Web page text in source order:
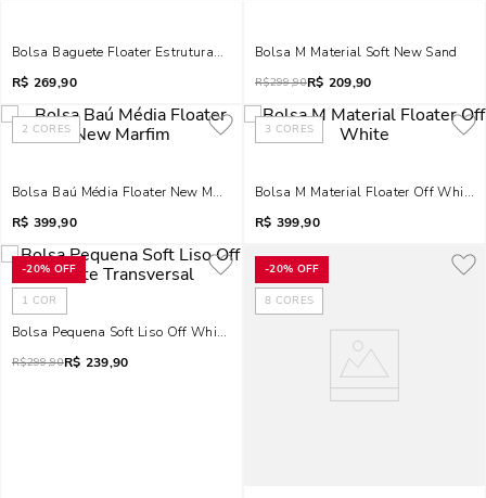
Bolsa Baguete Floater Estruturada Alça Trança Marfim
R$ 269,90
Bolsa M Material Soft New Sand
R$299,90R$ 209,90
2 CORES
Bolsa Baú Média Floater New Marfim
R$ 399,90
3 CORES
Bolsa M Material Floater Off White
R$ 399,90
-20% OFF
1 COR
Bolsa Pequena Soft Liso Off White Transversal
R$299,90R$ 239,90
-20% OFF
8 CORES